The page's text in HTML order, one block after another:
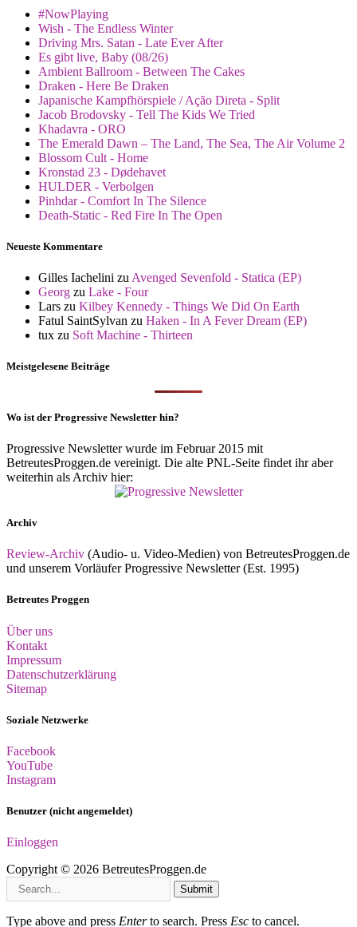
#NowPlaying
Wish - The Endless Winter
Driving Mrs. Satan - Late Ever After
Es gibt live, Baby (08/26)
Ambient Ballroom - Between The Cakes
Draken - Here Be Draken
Japanische Kampfhörspiele / Ação Direta - Split
Jacob Brodovsky - Tell The Kids We Tried
Khadavra - ORO
The Emerald Dawn – The Land, The Sea, The Air Volume 2
Blossom Cult - Home
Kronstad 23 - Dødehavet
HULDER - Verbolgen
Pinhdar - Comfort In The Silence
Death-Static - Red Fire In The Open
Neueste Kommentare
Gilles Iachelini zu Avenged Sevenfold - Statica (EP)
Georg zu Lake - Four
Lars zu Kilbey Kennedy - Things We Did On Earth
Fatul SaintSylvan zu Haken - In A Fever Dream (EP)
tux zu Soft Machine - Thirteen
Meistgelesene Beiträge
Wo ist der Progressive Newsletter hin?
Progressive Newsletter wurde im Februar 2015 mit
BetreutesProggen.de vereinigt. Die alte PNL-Seite findet ihr aber
weiterhin als Archiv hier:
Archiv
Review-Archiv (Audio- u. Video-Medien) von BetreutesProggen.de
und unserem Vorläufer Progressive Newsletter (Est. 1995)
Betreutes Proggen
Über uns
Kontakt
Impressum
Datenschutzerklärung
Sitemap
Soziale Netzwerke
Facebook
YouTube
Instagram
Benutzer (nicht angemeldet)
Einloggen
Copyright © 2026 BetreutesProggen.de
Submit
Type above and press Enterto search. Press Esc to cancel.